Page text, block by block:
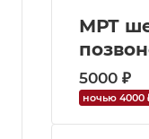
МРТ
5000 ₽
ночью 4000